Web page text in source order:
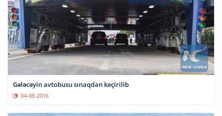
Gələcəyin avtobusu sınaqdan keçirilib
04-08-2016